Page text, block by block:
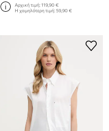
Αρχική τιμή:119,90 €
Η χαμηλότερη τιμή:59,90 €